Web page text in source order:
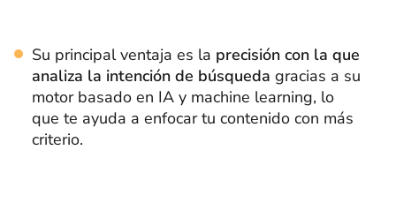
Su principal ventaja es la precisión con la que
analiza la intención de búsqueda gracias a su
motor basado en IA y machine learning, lo
que te ayuda a enfocar tu contenido con más
criterio.